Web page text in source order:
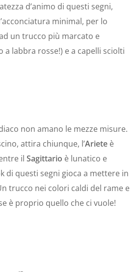
d’animo di questi segni,
minimal, per lo
un trucco più marcato e
a labbra rosse!) e a capelli sciolti
non amano le mezze misure.
attira chiunque, l’Ariete è
il Sagittario è lunatico e
di questi segni gioca a mettere in
trucco nei colori caldi del rame e
è proprio quello che ci vuole!